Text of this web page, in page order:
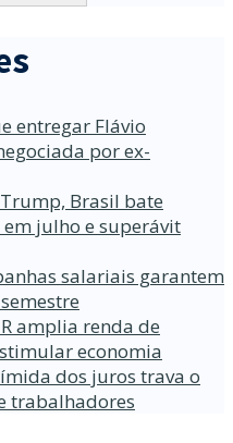
entregar Flávio
por ex-
Brasil bate
julho e superávit
salariais garantem
amplia renda de
economia
dos juros trava o
trabalhadores